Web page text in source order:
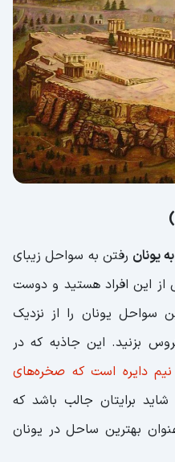
یونان رفتن به سواحل زیبای
این افراد هستید و دوست
سواحل یونان را از نزدیک
بزنید. این جاذبه که در
دایره است که صخره‌های
شاید برایتان جالب باشد که
بهترین ساحل در یونان